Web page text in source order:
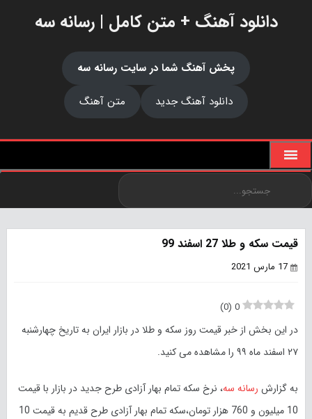
دانلود آهنگ + متن کامل | رسانه سه
پخش آهنگ شما در سایت رسانه سه
دانلود آهنگ جدید
متن آهنگ
قیمت سکه و طلا 27 اسفند 99
17 مارس 2021
0
(
0
)
در این بخش از خبر قیمت روز سکه و طلا در بازار ایران به تاریخ چهارشنبه
۲۷ اسفند ماه ۹۹ را مشاهده می کنید.
به گزارش رسانه سه، نرخ سکه تمام بهار آزادی طرح جدید در بازار با قیمت
10 میلیون و 760 هزار تومان،سکه تمام بهار آزادی طرح قدیم به قیمت 10